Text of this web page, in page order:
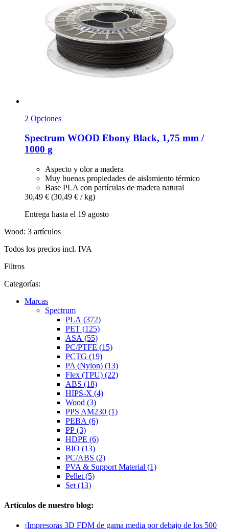
2 Opciones
Spectrum WOOD Ebony Black, 1,75 mm /
1000 g
Aspecto y olor a madera
Muy buenas propiedades de aislamiento térmico
Base PLA con partículas de madera natural
30,49 € (30,49 € / kg)
Entrega hasta el 19 agosto
Wood: 3 artículos
Todos los precios incl. IVA
Filtros
Categorías:
Marcas
Spectrum
PLA (372)
PET (125)
ASA (55)
PC/PTFE (15)
PCTG (19)
PA (Nylon) (13)
Flex (TPU) (22)
ABS (18)
HIPS-X (4)
Wood (3)
PPS AM230 (1)
PEBA (6)
PP (3)
HDPE (6)
BIO (13)
PC/ABS (2)
PVA & Support Material (1)
Pellet (5)
Set (13)
Artículos de nuestro blog:
¡Impresoras 3D FDM de gama media por debajo de los 500